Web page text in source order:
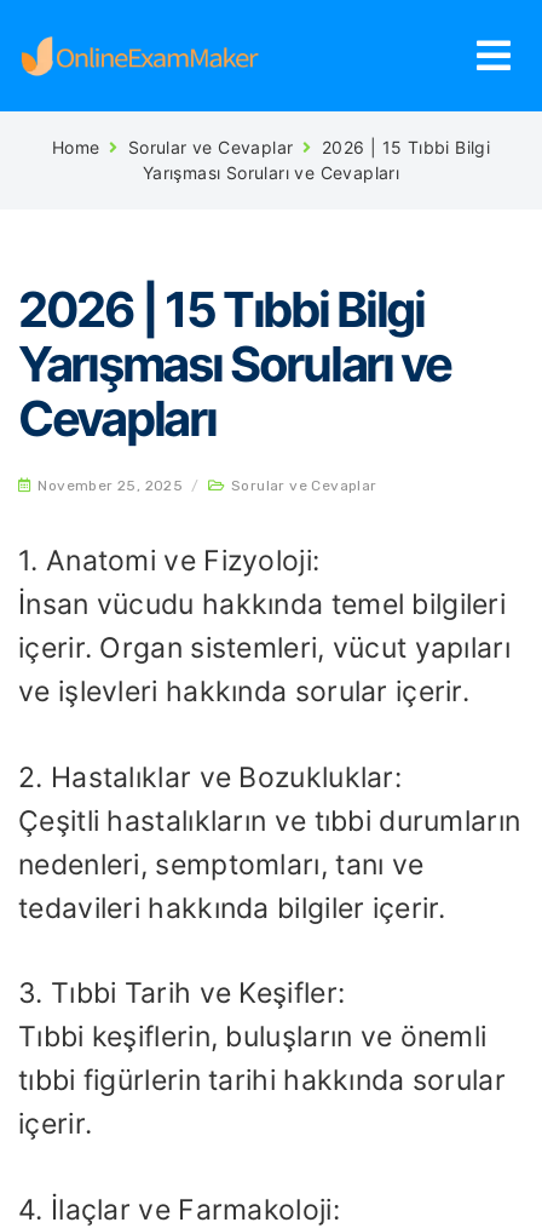
Home Sorular ve Cevaplar
2026 | 15 Tıbbi Bilgi
Yarışması Soruları ve Cevapları
2026 | 15 Tıbbi Bilgi
Yarışması Soruları ve
Cevapları
November 25, 2025 / Sorular ve Cevaplar
1. Anatomi ve Fizyoloji:
İnsan vücudu hakkında temel bilgileri
içerir. Organ sistemleri, vücut yapıları
ve işlevleri hakkında sorular içerir.
2. Hastalıklar ve Bozukluklar:
Çeşitli hastalıkların ve tıbbi durumların
nedenleri, semptomları, tanı ve
tedavileri hakkında bilgiler içerir.
3. Tıbbi Tarih ve Keşifler:
Tıbbi keşiflerin, buluşların ve önemli
tıbbi figürlerin tarihi hakkında sorular
içerir.
4. İlaçlar ve Farmakoloji: